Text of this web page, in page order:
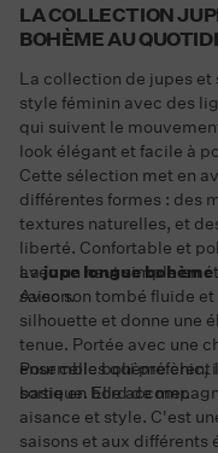
LA COLLECTION
BOHÈME AU
La collection de jupes et
style féminin avec des
qui suivent le
look élégant et facile à
Cette sélection met en
différentes formes : des
textures naturelles, et
liberté. Confortable et
avec un haut simple en
saison.
La jupe longue bohème
Avec son tombé fluide
silhouette et donne une
tenue. Portée avec une
ensemble bohème chic,
sortie en bord de mer.
Pour celles qui
basique. Elle
aisance et style. C'est
saisons et aux différents